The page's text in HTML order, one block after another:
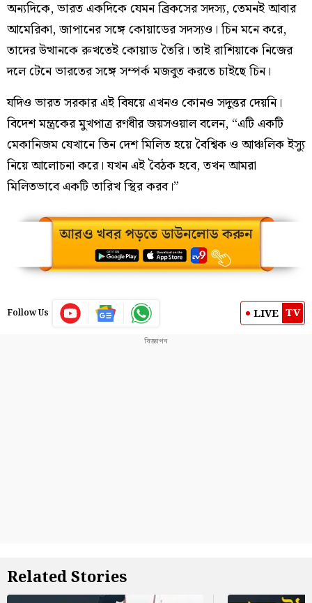
অন্যদিকে, ভারত একদিকে যেমন ব্রিকসের সদস্য, তেমনই আবার
আমেরিকা, জাপানের সঙ্গে কোয়াডের সদস্যও। চিন মনে করে,
তাদের উত্থানকে রুখতেই কোয়াড তৈরি। তাই রাশিয়াকে নিজের
দলে টেনে ভারতের সঙ্গে সম্পর্ক মজবুত করতে চাইছে চিন।
যদিও ভারত সরকার এই বিষয়ে এখনও কোনও সদুত্তর দেয়নি।
বিদেশ মন্ত্রকের মুখপাত্র রণধীর জয়সওয়াল বলেন, “এটি একটি
মেকানিজম যেখানে তিন দেশ মিলিত হয়ে বৈশ্বিক ও আঞ্চলিক ইস্যু
নিয়ে আলোচনা করে। যখন এই বৈঠক হবে, তখন আমরা
মিলিতভাবে একটি তারিখ স্থির করব।”
Follow Us LIVE TV
Related Stories